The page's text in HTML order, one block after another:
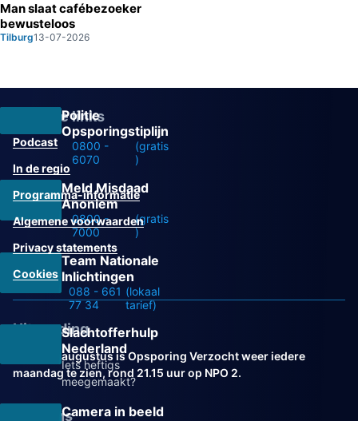
Man slaat cafébezoeker
bewusteloos
Tilburg13-07-2026
Politie
Opsporingstiplijn
0800 -
6070
(gratis
)
Meld Misdaad
Anoniem
0800 -
7000
(gratis
)
Team Nationale
Inlichtingen
088 - 661
77 34
(lokaal
tarief)
Slachtofferhulp
Nederland
Iets heftigs
meegemaakt?
Camera in beeld
Overige links
Podcast
In de regio
Programma-informatie
Algemene voorwaarden
Privacy statements
Cookies
Uitzending
Vanaf 31 augustus is Opsporing Verzocht weer iedere
maandag te zien, rond 21.15 uur op NPO 2.
Volg ons